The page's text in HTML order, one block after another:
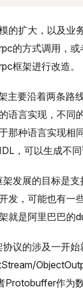
的扩大，以及业
的方式调用，
框架进行改造。
主要沿着两条路
语言实现，不同
那种语言实现相
，可以生成不
架发展的目标是
发，可能也有一
就是阿里巴巴的
议的涉及一开
Protobuffer作为数